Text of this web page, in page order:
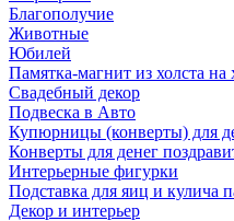
Благополучие
Животные
Юбилей
Памятка-магнит из холста на
Свадебный декор
Подвеска в Авто
Купюрницы (конверты) для
Конверты для денег
Интерьерные фигурки
Подставка для яиц и кулича
Декор и интерьер